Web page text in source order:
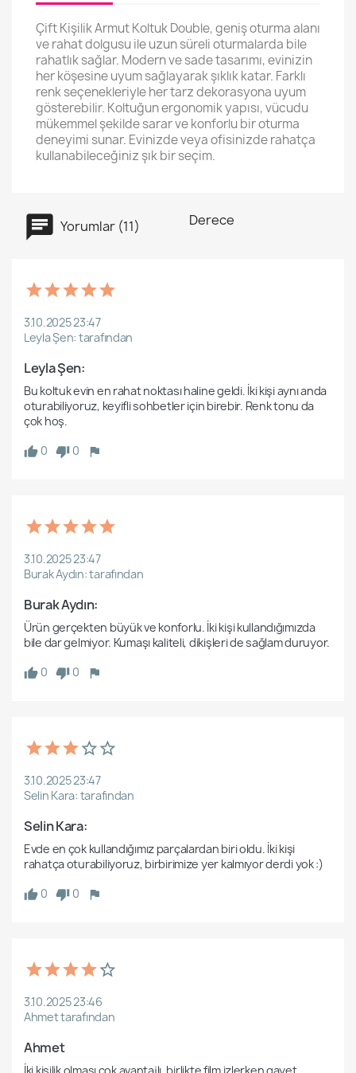
Çift Kişilik Armut Koltuk Double, geniş oturma alanı
ve rahat dolgusu ile uzun süreli oturmalarda bile
rahatlık sağlar. Modern ve sade tasarımı, evinizin
her köşesine uyum sağlayarak şıklık katar. Farklı
renk seçenekleriyle her tarz dekorasyona uyum
gösterebilir. Koltuğun ergonomik yapısı, vücudu
mükemmel şekilde sarar ve konforlu bir oturma
deneyimi sunar. Evinizde veya ofisinizde rahatça
kullanabileceğiniz şık bir seçim.
Yorumlar (11) Derece
3.10.2025 23:47
Leyla Şen: tarafından
Leyla Şen:
Bu koltuk evin en rahat noktası haline geldi. İki kişi aynı anda
oturabiliyoruz, keyifli sohbetler için birebir. Renk tonu da
0
0
3.10.2025 23:47
Burak Aydın: tarafından
Burak Aydın:
Ürün gerçekten büyük ve konforlu. İki kişi kullandığımızda
0
0
3.10.2025 23:47
Selin Kara: tarafından
Selin Kara:
Evde en çok kullandığımız parçalardan biri oldu. İki kişi
0
0
3.10.2025 23:46
Ahmet tarafından
Ahmet